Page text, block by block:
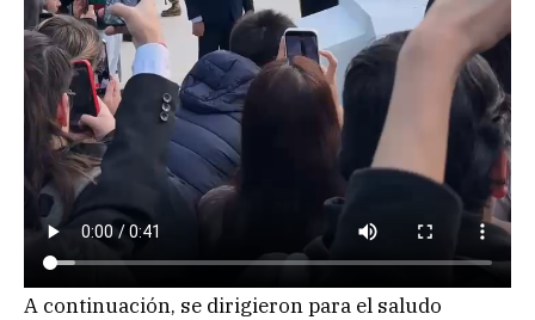
A continuación, se dirigieron para el saludo